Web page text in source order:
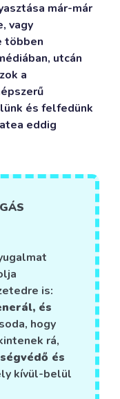
már-már
vagy
többen
utcán
a
és felfedünk
eddig
is:
és
hogy
rá,
és
kívül-belül